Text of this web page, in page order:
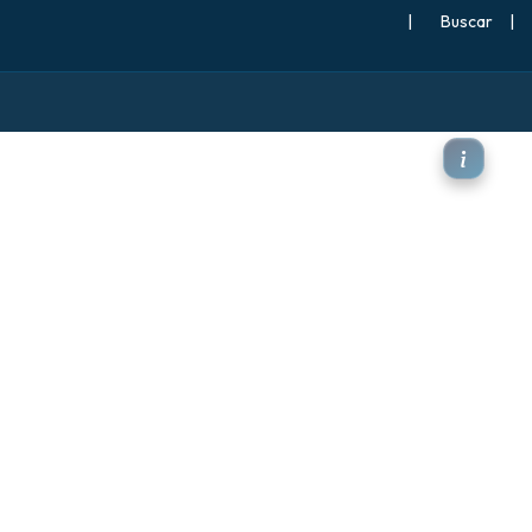
| |
a 500 hPa